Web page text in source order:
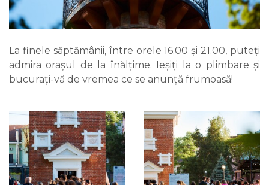
La finele săptămânii, între orele 16.00 și 21.00, puteți
admira orașul de la înălțime. Ieșiți la o plimbare și
bucurați-vă de vremea ce se anunță frumoasă!